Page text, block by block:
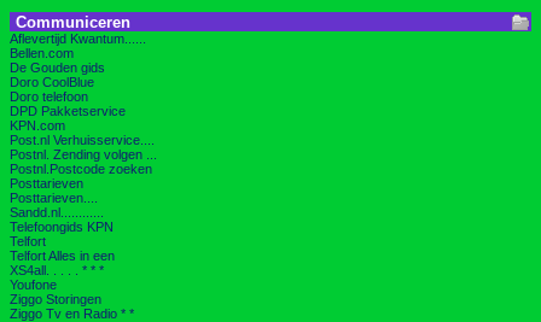
Communiceren
Aflevertijd Kwantum......
Bellen.com
De Gouden gids
Doro CoolBlue
Doro telefoon
DPD Pakketservice
KPN.com
Post.nl Verhuisservice....
Postnl. Zending volgen ...
Postnl.Postcode zoeken
Posttarieven
Posttarieven....
Sandd.nl............
Telefoongids KPN
Telfort
Telfort Alles in een
XS4all. . . . . * * *
Youfone
Ziggo Storingen
Ziggo Tv en Radio * *